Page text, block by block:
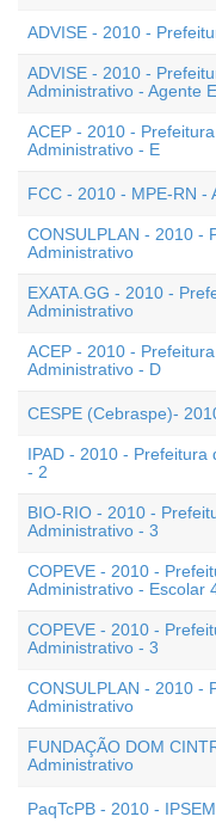
ADVISE - 2010 -
ADVISE - 2010 -
Administrativo - Agente
ACEP - 2010 -
Administrativo - E
FCC - 2010 - MPE-RN -
CONSULPLAN - 2010 -
Administrativo
EXATA.GG - 2010 -
Administrativo
ACEP - 2010 -
Administrativo - D
CESPE (Cebraspe)-
IPAD - 2010 - Prefeitura
- 2
BIO-RIO - 2010 -
Administrativo - 3
COPEVE - 2010 -
Administrativo - Escolar
COPEVE - 2010 -
Administrativo - 3
CONSULPLAN - 2010 -
Administrativo
FUNDAÇÃO DOM
Administrativo
PaqTcPB - 2010 -